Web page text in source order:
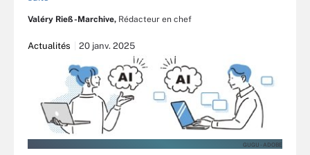
Valéry Rieß-Marchive, Rédacteur en chef
Actualités 20 janv. 2025
GUGU - ADOBE